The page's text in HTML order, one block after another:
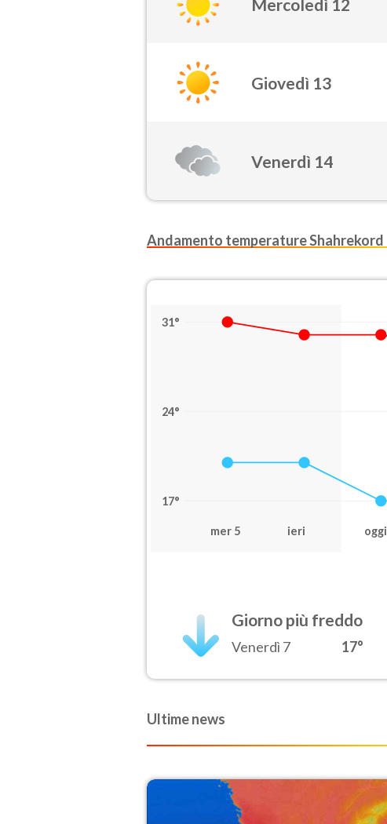
Mercoledì 12
Giovedì 13
Venerdì 14
Andamento temperature Shahrekord
31°
24°
17°
mer 5 ieri oggi
Giorno più freddo
Venerdì 7 17°
Ultime news